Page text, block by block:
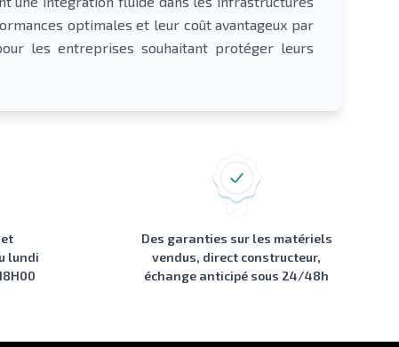
optimales et leur coût avantageux par
les entreprises souhaitant protéger leurs
lundi
Des garanties sur les matériels
vendus, direct constructeur,
échange anticipé sous 24/48h